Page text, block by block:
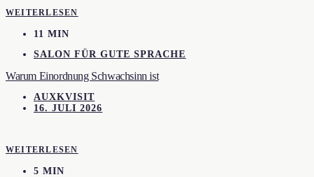
WEITERLESEN
11 MIN
SALON FÜR GUTE SPRACHE
Warum Einordnung Schwachsinn ist
AUXKVISIT
16. JULI 2026
WEITERLESEN
5 MIN